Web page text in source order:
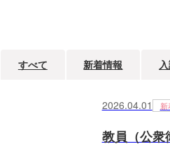
すべて 新着情報
2026.04.01 新
教員（公衆